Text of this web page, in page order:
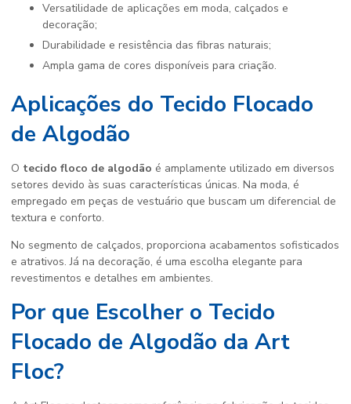
Versatilidade de aplicações em moda, calçados e
decoração;
Durabilidade e resistência das fibras naturais;
Ampla gama de cores disponíveis para criação.
Aplicações do Tecido Flocado
de Algodão
O tecido floco de algodão é amplamente utilizado em diversos
setores devido às suas características únicas. Na moda, é
empregado em peças de vestuário que buscam um diferencial de
textura e conforto.
No segmento de calçados, proporciona acabamentos sofisticados
e atrativos. Já na decoração, é uma escolha elegante para
revestimentos e detalhes em ambientes.
Por que Escolher o Tecido
Flocado de Algodão da Art
Floc?